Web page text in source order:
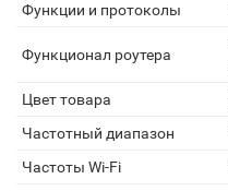
Функции и протоколы
Функционал роутера
Цвет товара
Частотный диапазон
Частоты Wi-Fi